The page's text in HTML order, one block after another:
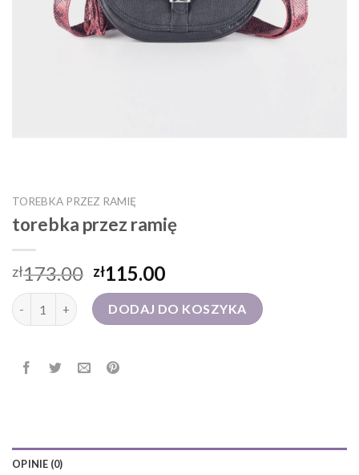
TOREBKA PRZEZ RAMIĘ
torebka przez ramię
zł173.00 zł115.00
ilość torebka przez ramięDODAJ DO KOSZYKA
OPINIE (0)